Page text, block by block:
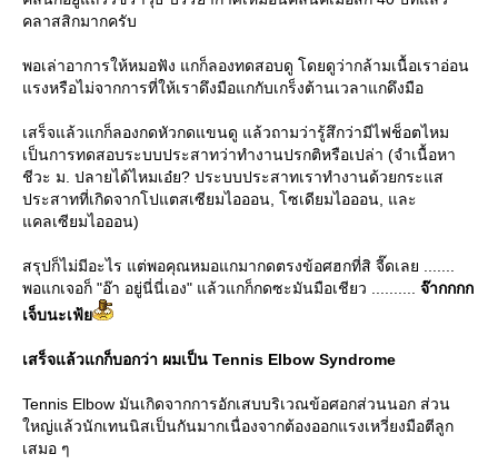
คลาสสิกมากครับ
พอเล่าอาการให้หมอฟัง แกก็ลองทดสอบดู โดยดูว่ากล้ามเนื้อเราอ่อน
รงหรือไม่จากการที่ให้เราดึงมือแกกับเกร็งต้านเวลาแกดึงมือ
เสร็จแล้วแกก็ลองกดหัวกดแขนดู แล้วถามว่ารู้สึกว่ามีไฟช็อตไหม
เป็นการทดสอบระบบประสาทว่าทำงานปรกติหรือเปล่า (จำเนื้อหา
ชีวะ ม. ปลายได้ไหมเอ๋ย? ประบบประสาทเราทำงานด้วยกระแส
ประสาทที่เกิดจากโปแตสเซียมไอออน, โซเดียมไอออน, และ
คลเซียมไอออน)
สรุปก็ไม่มีอะไร แต่พอคุณหมอแกมากดตรงข้อศฮกที่สิ จี๊ดเลย .......
พอแกเจอก็ "อ๊า อยู่นี่นี่เอง" แล้วแกก็กดซะมันมือเชียว .......... จ๊ากกกก
เจ็บนะเฟ้
เสร็จแล้วแกก็บอกว่า ผมเป็น Tennis Elbow Syndrome
Tennis Elbow มันเกิดจากการอักเสบบริเวณข้อศอกส่วนนอก ส่วน
หญ่แล้วนักเทนนิสเป็นกันมากเนื่องจากต้องออกแรงเหวี่ยงมือตีลูก
เสมอ ๆ